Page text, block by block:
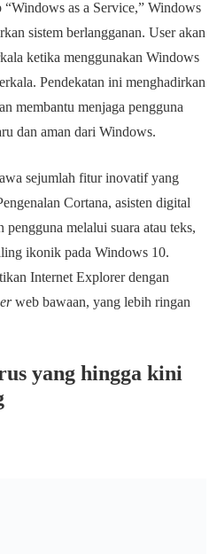
as a Service,” Windows
sistem berlangganan. User akan
ketika menggunakan Windows
Pendekatan ini menghadirkan
membantu menjaga pengguna
dan aman dari Windows.
sejumlah fitur inovatif yang
Cortana, asisten digital
pengguna melalui suara atau teks,
ikonik pada Windows 10.
Internet Explorer dengan
web bawaan, yang lebih ringan
yang hingga kini